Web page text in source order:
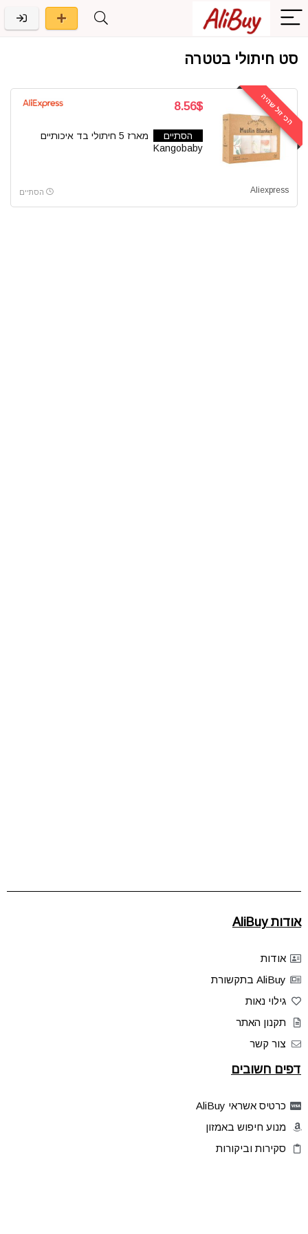
סט חיתולי בטטרה
הכי זול שהיה 8.56$
הסתיים
מארז 5 חיתולי בד איכותיים
Kangobaby
Aliexpress הסתיים
אודות AliBuy
אודות
AliBuy בתקשורת
גילוי נאות
תקנון האתר
צור קשר
דפים חשובים
כרטיס אשראי AliBuy
מנוע חיפוש באמזון
סקירות וביקורות